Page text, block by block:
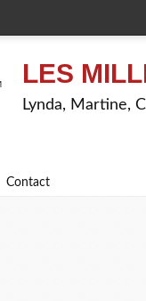
LES
Lynda, Martine,
Contact